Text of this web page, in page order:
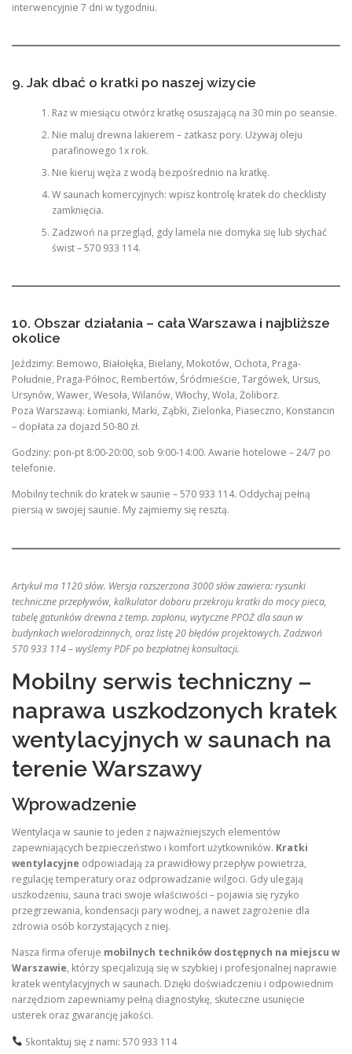
interwencyjnie 7 dni w tygodniu.
9. Jak dbać o kratki po naszej wizycie
Raz w miesiącu otwórz kratkę osuszającą na 30 min po seansie.
Nie maluj drewna lakierem – zatkasz pory. Używaj oleju
parafinowego 1x rok.
Nie kieruj węża z wodą bezpośrednio na kratkę.
W saunach komercyjnych: wpisz kontrolę kratek do checklisty
zamknięcia.
Zadzwoń na przegląd, gdy lamela nie domyka się lub słychać
świst – 570 933 114.
10. Obszar działania – cała Warszawa i najbliższe
okolice
Jeździmy: Bemowo, Białołęka, Bielany, Mokotów, Ochota, Praga-
Południe, Praga-Północ, Rembertów, Śródmieście, Targówek, Ursus,
Ursynów, Wawer, Wesoła, Wilanów, Włochy, Wola, Żoliborz.
Poza Warszawą: Łomianki, Marki, Ząbki, Zielonka, Piaseczno, Konstancin
– dopłata za dojazd 50-80 zł.
Godziny: pon-pt 8:00-20:00, sob 9:00-14:00. Awarie hotelowe – 24/7 po
telefonie.
Mobilny technik do kratek w saunie – 570 933 114. Oddychaj pełną
piersią w swojej saunie. My zajmiemy się resztą.
Artykuł ma 1120 słów. Wersja rozszerzona 3000 słów zawiera: rysunki
techniczne przepływów, kalkulator doboru przekroju kratki do mocy pieca,
tabelę gatunków drewna z temp. zapłonu, wytyczne PPOŻ dla saun w
budynkach wielorodzinnych, oraz listę 20 błędów projektowych. Zadzwoń
570 933 114 – wyślemy PDF po bezpłatnej konsultacji.
Mobilny serwis techniczny –
naprawa uszkodzonych kratek
wentylacyjnych w saunach na
terenie Warszawy
Wprowadzenie
Wentylacja w saunie to jeden z najważniejszych elementów
zapewniających bezpieczeństwo i komfort użytkowników. Kratki
wentylacyjne odpowiadają za prawidłowy przepływ powietrza,
regulację temperatury oraz odprowadzanie wilgoci. Gdy ulegają
uszkodzeniu, sauna traci swoje właściwości – pojawia się ryzyko
przegrzewania, kondensacji pary wodnej, a nawet zagrożenie dla
zdrowia osób korzystających z niej.
Nasza firma oferuje mobilnych techników dostępnych na miejscu w
Warszawie, którzy specjalizują się w szybkiej i profesjonalnej naprawie
kratek wentylacyjnych w saunach. Dzięki doświadczeniu i odpowiednim
narzędziom zapewniamy pełną diagnostykę, skuteczne usunięcie
usterek oraz gwarancję jakości.
Skontaktuj się z nami: 570 933 114